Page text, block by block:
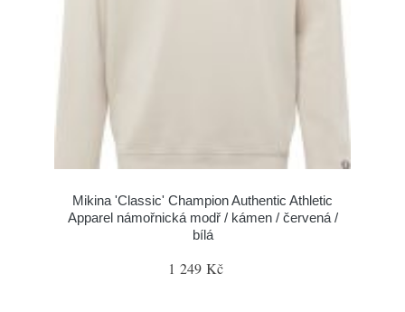
Mikina 'Classic' Champion Authentic Athletic
Apparel námořnická modř / kámen / červená /
bílá
1 249 Kč